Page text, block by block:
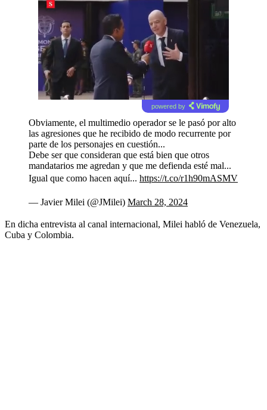
powered by
Obviamente, el multimedio operador se le pasó por alto
las agresiones que he recibido de modo recurrente por
parte de los personajes en cuestión...
Debe ser que consideran que está bien que otros
mandatarios me agredan y que me defienda esté mal...
Igual que como hacen aquí... https://t.co/r1h90mASMV
— Javier Milei (@JMilei) March 28, 2024
En dicha entrevista al canal internacional, Milei habló de Venezuela,
Cuba y Colombia.